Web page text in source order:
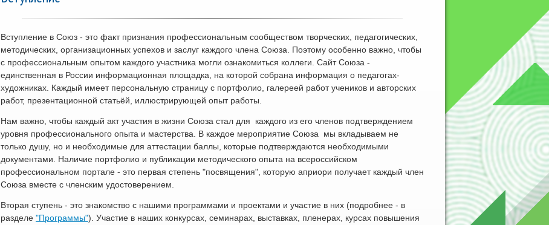
Вступление в Союз - это факт признания профессиональным сообществом творческих, педагогических,
методических, организационных успехов и заслуг каждого члена Союза. Поэтому особенно важно, чтобы
с профессиональным опытом каждого участника могли ознакомиться коллеги. Сайт Союза -
единственная в России информационная площадка, на которой собрана информация о педагогах-
художниках. Каждый имеет персональную страницу с портфолио, галереей работ учеников и авторских
работ, презентационной статьёй, иллюстрирующей опыт работы.
Нам важно, чтобы каждый акт участия в жизни Союза стал для каждого из его членов подтверждением
уровня профессионального опыта и мастерства. В каждое мероприятие Союза мы вкладываем не
только душу, но и необходимые для аттестации баллы, которые подтверждаются необходимыми
документами. Наличие портфолио и публикации методического опыта на всероссийском
профессиональном портале - это первая степень "посвящения", которую априори получает каждый член
Союза вместе с членским удостоверением.
Вторая ступень - это знакомство с нашими программами и проектами и участие в них (подробнее - в
разделе "Программы"). Участие в наших конкурсах, семинарах, выставках, пленерах, курсах повышения